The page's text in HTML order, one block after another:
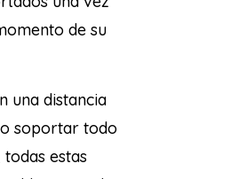
de su
una distancia
soportar todo
estas